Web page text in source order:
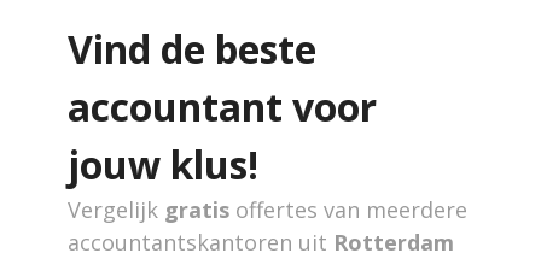
Vind de beste
accountant voor
jouw klus!
Vergelijk gratis offertes van meerdere
accountantskantoren uit Rotterdam